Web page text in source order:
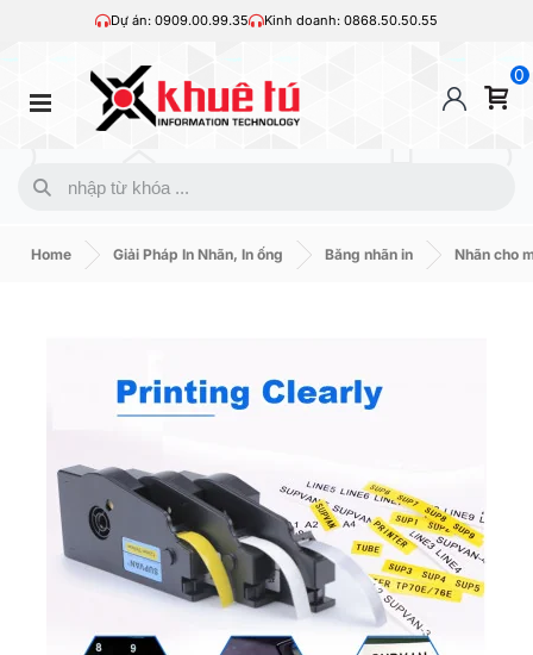
Dự án: 0909.00.99.35 Kinh doanh: 0868.50.50.55
0
Home Giải Pháp In Nhãn, In ống Băng nhãn in Nhãn cho